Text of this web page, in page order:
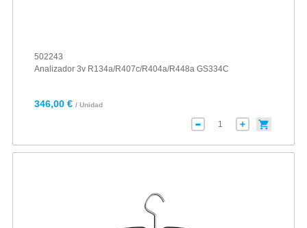
502243
Analizador 3v R134a/R407c/R404a/R448a GS334C
346,00 € / Unidad